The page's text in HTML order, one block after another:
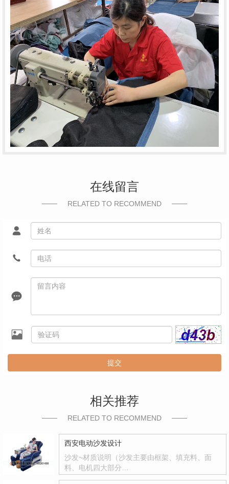
在线留言
RELATED TO RECOMMEND
提交
相关推荐
RELATED TO RECOMMEND
西安电动沙发设计
沙发~材质说明（沙发主要由框架、填充料、面
料、电机四大部分…